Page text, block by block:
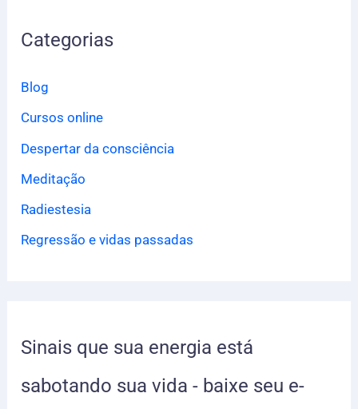
u
s
a
r
p
o
r
Categorias
Blog
Cursos online
Despertar da consciência
Meditação
Radiestesia
Regressão e vidas passadas
Sinais que sua energia está
sabotando sua vida - baixe seu e-